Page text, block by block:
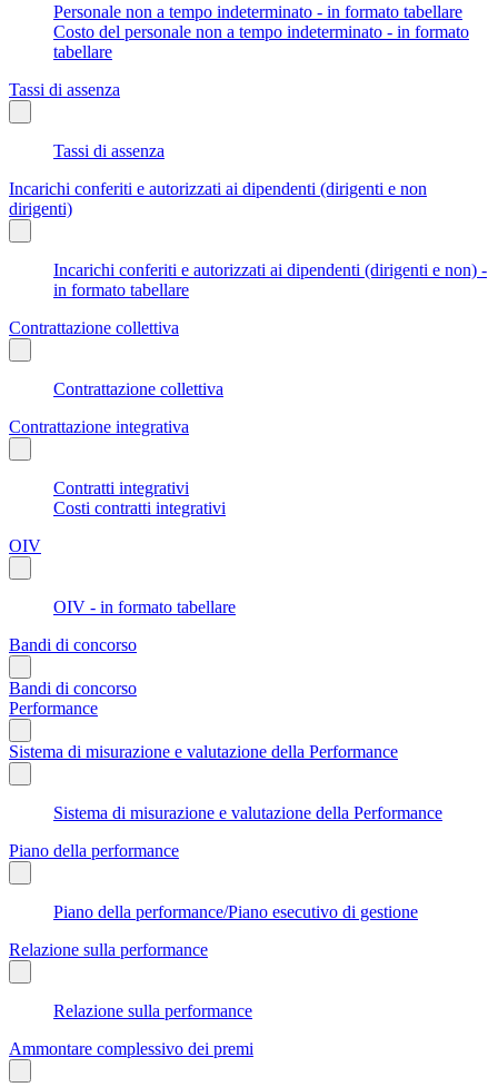
Personale non a tempo indeterminato - in formato tabellare
Costo del personale non a tempo indeterminato - in formato
tabellare
Tassi di assenza
Tassi di assenza
Incarichi conferiti e autorizzati ai dipendenti (dirigenti e non
dirigenti)
Incarichi conferiti e autorizzati ai dipendenti (dirigenti e non) -
in formato tabellare
Contrattazione collettiva
Contrattazione collettiva
Contrattazione integrativa
Contratti integrativi
Costi contratti integrativi
OIV
OIV - in formato tabellare
Bandi di concorso
Bandi di concorso
Performance
Sistema di misurazione e valutazione della Performance
Sistema di misurazione e valutazione della Performance
Piano della performance
Piano della performance/Piano esecutivo di gestione
Relazione sulla performance
Relazione sulla performance
Ammontare complessivo dei premi